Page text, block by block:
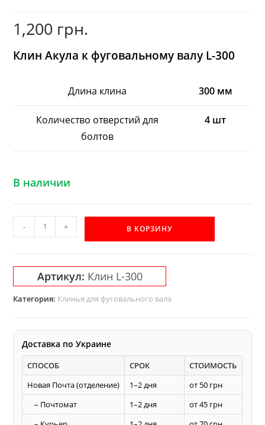
1,200 грн.
Клин Акула к фуговальному валу L-300
Длина клина 300 мм
Количество отверстий для
болтов
4 шт
В наличии
Количество
товара
300
клин
фуговальному
строгальному
валу
- + В КОРЗИНУ
Артикул: Клин L-300
Категория: Клинья для фуговального вала
Доставка по Украине
СПОСОБ СРОК
СТОИМОСТЬ
Новая Почта (отделение)
1–2 дня
от 50 грн
– Почтомат
1–2 дня
от 45 грн